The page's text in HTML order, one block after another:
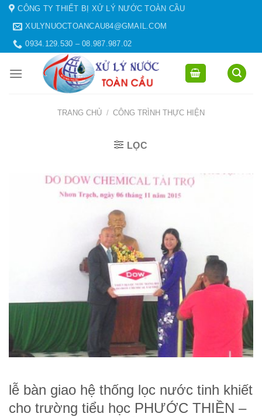
SkipCÔNG TY THIẾT BỊ XỬ LÝ NƯỚC TOÀN CẦU
XULYNUOCTOANCAU84@GMAIL.COM
0934.129.530 – 08.987.987.02
TRANG CHỦ / CÔNG TRÌNH THỰC HIỆN
LỌC
lễ bàn giao hệ thống lọc nước tinh khiết
cho trường tiểu học PHƯỚC THIỀN –